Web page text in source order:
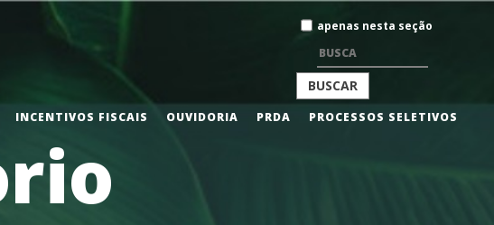
Busca
apenas nesta seção
BUSCA
INCENTIVOS FISCAIS OUVIDORIA PRDA PROCESSOS SELETIVOS